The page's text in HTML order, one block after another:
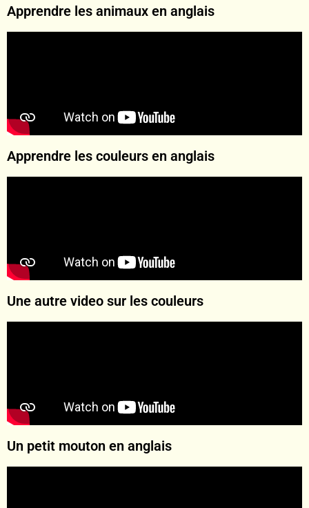
Apprendre les animaux en anglais
Apprendre les couleurs en anglais
Une autre video sur les couleurs
Un petit mouton en anglais